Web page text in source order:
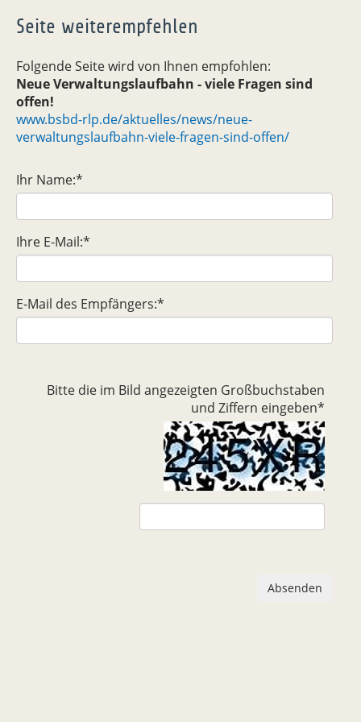
Seite weiterempfehlen
Folgende Seite wird von Ihnen empfohlen:
Neue Verwaltungslaufbahn - viele Fragen sind
offen!
www.bsbd-rlp.de/aktuelles/news/neue-
verwaltungslaufbahn-viele-fragen-sind-offen/
Ihr Name:*
Ihre E-Mail:*
E-Mail des Empfängers:*
Bitte die im Bild angezeigten Großbuchstaben
und Ziffern eingeben*
Absenden